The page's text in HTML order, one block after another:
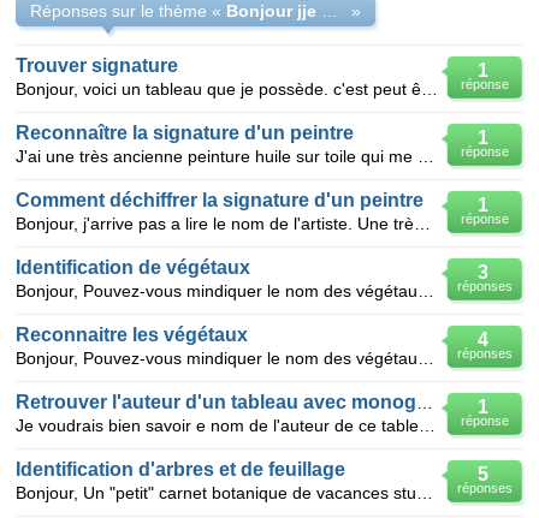
Réponses sur le thème « »
1
réponse
Trouver signature
1
réponse
Reconnaître la signature d'un peintre
1
réponse
Comment déchiffrer la signature d'un peintre
3
réponses
Identification de végétaux
4
réponses
Reconnaitre les végétaux
1
réponse
5
réponses
Identification d'arbres et de feuillage